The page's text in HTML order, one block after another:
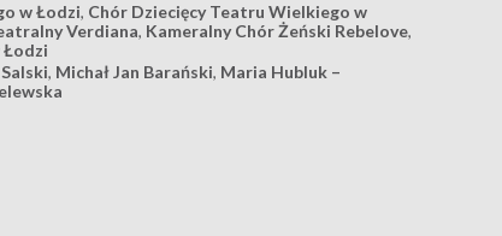
w Łodzi, Chór Dziecięcy Teatru Wielkiego w
Verdiana, Kameralny Chór Żeński Rebelove,
Łodzi
, Michał Jan Barański, Maria Hubluk –